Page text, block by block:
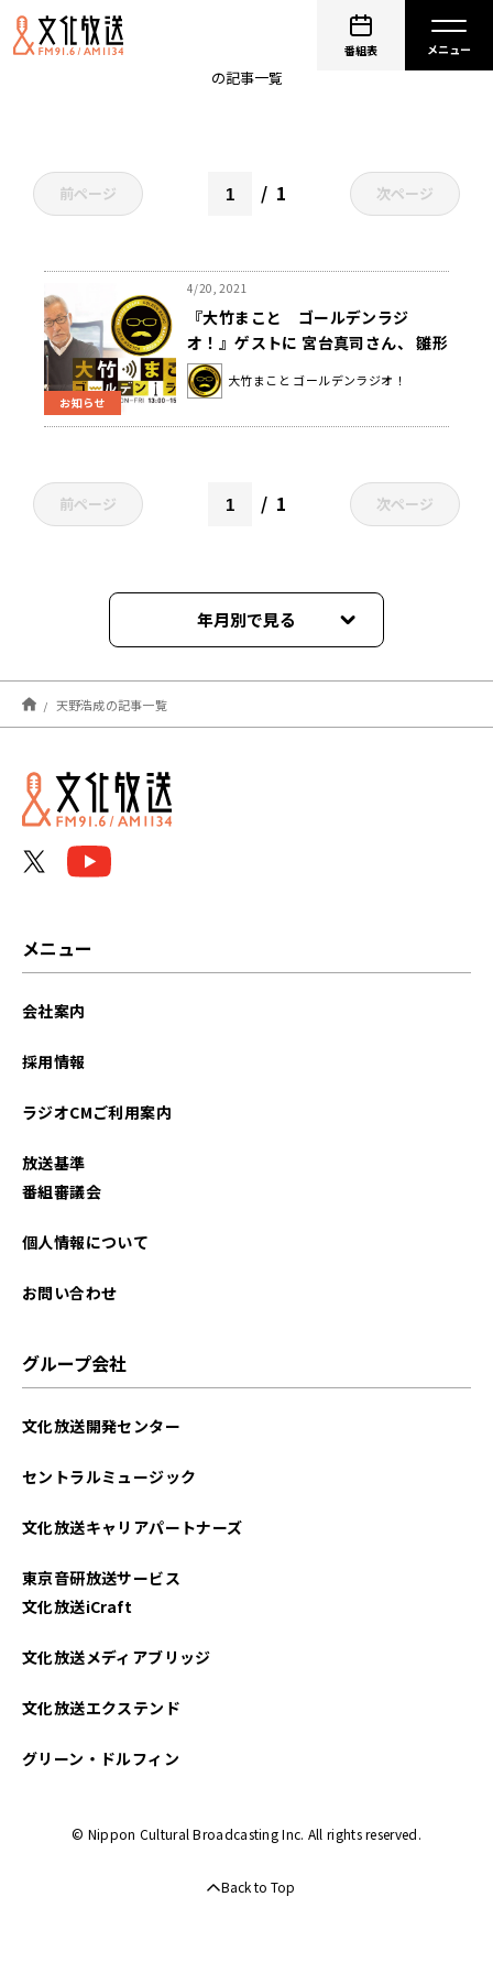
番組表
の記事一覧
前ページ 1 次ページ
お知らせ
4/20, 2021
『大竹まこと ゴールデンラジ
オ！』ゲストに 宮台真司さん、 雛形
あきこさんと天野浩成さん夫妻、 青
木理さんが生出演
大竹まこと ゴールデンラジオ！
前ページ 1 次ページ
年月別で見る
2021年04月
天野浩成の記事一覧
メニュー
会社案内
採用情報
ラジオCMご利用案内
放送基準
番組審議会
個人情報について
お問い合わせ
グループ会社
文化放送開発センター
セントラルミュージック
文化放送キャリアパートナーズ
東京音研放送サービス
文化放送iCraft
文化放送メディアブリッジ
文化放送エクステンド
グリーン・ドルフィン
© Nippon Cultural Broadcasting Inc. All rights reserved.
Back to Top